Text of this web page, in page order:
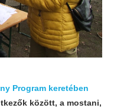
Program keretében
között, a mostani,